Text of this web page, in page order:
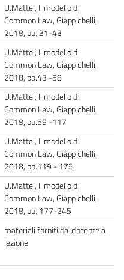
U.Mattei, Il modello di
Common Law, Giappichelli,
2018, pp. 31-43
U.Mattei, Il modello di
Common Law, Giappichelli,
2018, pp.43 -58
U.Mattei, Il modello di
Common Law, Giappichelli,
2018, pp.59 -117
U.Mattei, Il modello di
Common Law, Giappichelli,
2018, pp.119 - 176
U.Mattei, Il modello di
Common Law, Giappichelli,
2018, pp. 177-245
materiali forniti dal docente a
lezione